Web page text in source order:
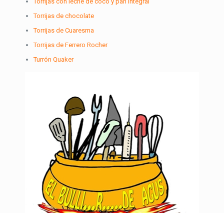
Torrijas de chocolate
Torrijas de Cuaresma
Torrijas de Ferrero Rocher
Turrón Quaker